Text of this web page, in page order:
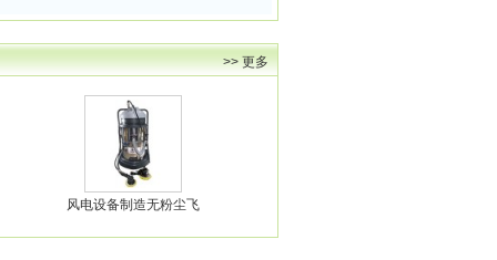
>> 更多
风电设备制造无粉尘飞